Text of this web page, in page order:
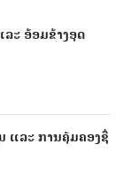
ະ ອ້ອມຂ້າງອຸດ
ແລະ ການຄຸ້ມຄອງຊື່